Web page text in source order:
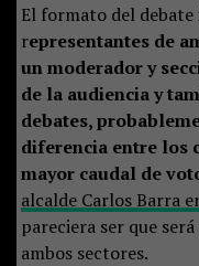
El formato del
representantes de
un moderador y
de la audiencia y
debates,
diferencia entre los
mayor caudal de
alcalde Carlos Barra
pareciera ser que
ambos sectores.